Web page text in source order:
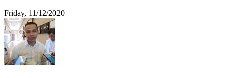
Friday, 11/12/2020